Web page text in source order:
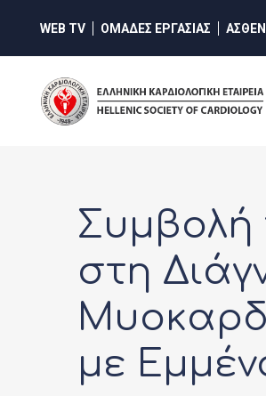
content
WEB TV ΟΜΑΔΕΣ ΕΡΓΑΣΙΑΣ
Συμβολή
στη
με